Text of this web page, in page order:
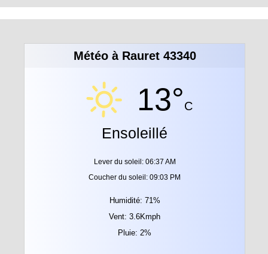
Météo à Rauret 43340
13°C
Ensoleillé
Lever du soleil: 06:37 AM
Coucher du soleil: 09:03 PM
Humidité: 71%
Vent: 3.6Kmph
Pluie: 2%